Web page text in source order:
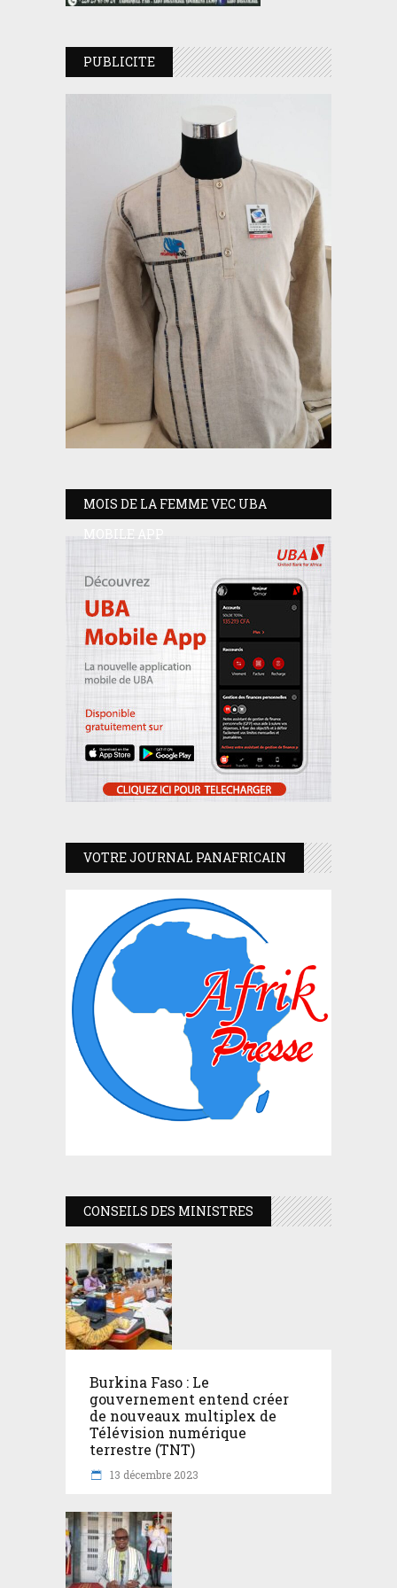
PUBLICITE
MOIS DE LA FEMME VEC UBA
MOBILE APP
VOTRE JOURNAL PANAFRICAIN
CONSEILS DES MINISTRES
Burkina Faso : Le
gouvernement entend créer
de nouveaux multiplex de
Télévision numérique
terrestre (TNT)
13 décembre 2023